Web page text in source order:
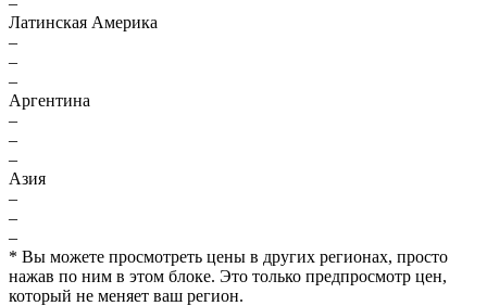
Латинская Америка
–
–
–
Аргентина
–
–
–
Азия
–
–
–
* Вы можете просмотреть цены в других регионах, просто
нажав по ним в этом блоке. Это только предпросмотр цен,
который не меняет ваш регион.